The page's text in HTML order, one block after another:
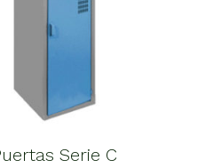
Serie C